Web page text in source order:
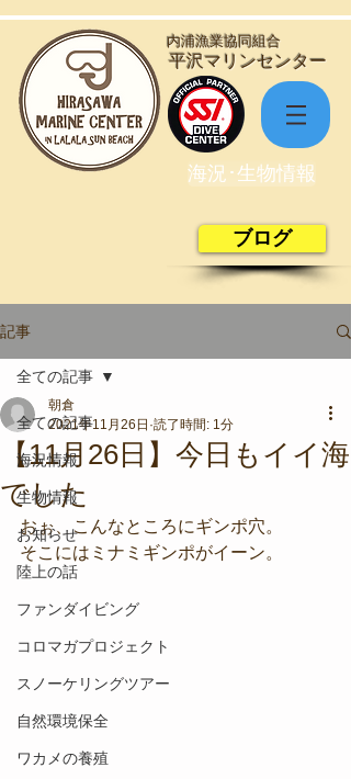
​平沢マリンセンター
​内浦漁業協同組合
海況･生物情報
ブログ
記事
全ての記事
海況情報
生物情報
お知らせ
陸上の話
ファンダイビング
コロマガプロジェクト
スノーケリングツアー
自然環境保全
ワカメの養殖
全ての記事
【11月26日】今日もイイ海
でした
朝倉
2021年11月26日 読了時間: 1分
おぉ、こんなところにギンポ穴。
そこにはミナミギンポがイーン。